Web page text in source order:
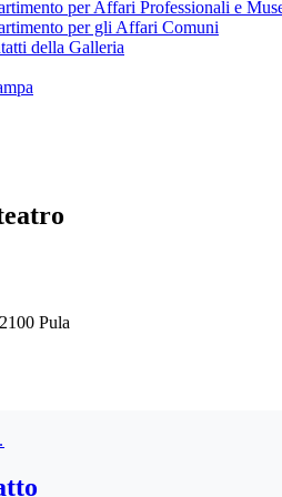
per Affari Professionali e
per gli Affari Comuni
della Galleria
Pula